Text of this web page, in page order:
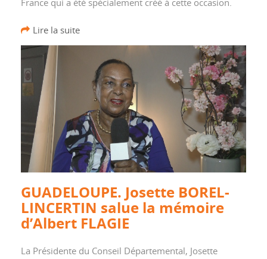
France qui a été spécialement créé à cette occasion.
Lire la suite
GUADELOUPE. Josette BOREL-
LINCERTIN salue la mémoire
d’Albert FLAGIE
La Présidente du Conseil Départemental, Josette